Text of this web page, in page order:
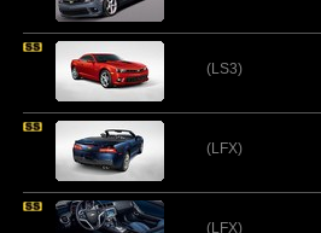
(LS3)
(LFX)
(LFX)